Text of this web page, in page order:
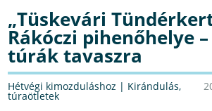
„Tüskevári
Rákóczi pihenőhelye
túrák tavaszra
Hétvégi kimozduláshoz | Kirándulás,
túraötletek